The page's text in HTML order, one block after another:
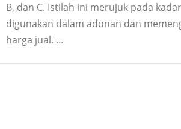
B, dan C. Istilah ini merujuk pada
digunakan dalam adonan dan
harga jual. …